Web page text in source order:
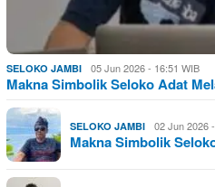
SELOKO JAMBI 05 Jun 2026 - 16:51 WIB
Makna Simbolik Seloko Adat
SELOKO JAMBI 02 Jun 2026
Makna Simbolik